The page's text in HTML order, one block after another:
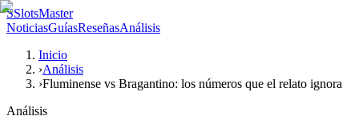
SSlotsMaster
NoticiasGuíasReseñasAnálisis
Inicio
›Análisis
›Fluminense vs Bragantino: los números que el relato ignora
Análisis